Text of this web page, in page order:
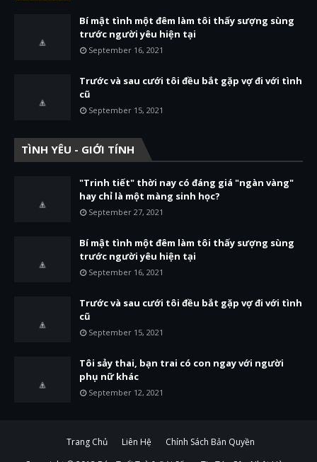
Bí mật tình một đêm làm tôi thấy sượng sùng
trước người yêu hiện tại
September 16, 2021
Trước và sau cưới tôi đều bắt gặp vợ đi với tình
cũ
September 15, 2021
TÌNH YÊU - GIỚI TÍNH
"Trinh tiết" thời nay có đáng giá "ngàn vàng"
hay chỉ là một màng sinh học?
September 27, 2021
Bí mật tình một đêm làm tôi thấy sượng sùng
trước người yêu hiện tại
September 16, 2021
Trước và sau cưới tôi đều bắt gặp vợ đi với tình
cũ
September 15, 2021
Tôi sảy thai, bạn trai có con ngay với người
phụ nữ khác
September 12, 2021
Trang Chủ Liên Hệ
Chính Sách Bản Quyền